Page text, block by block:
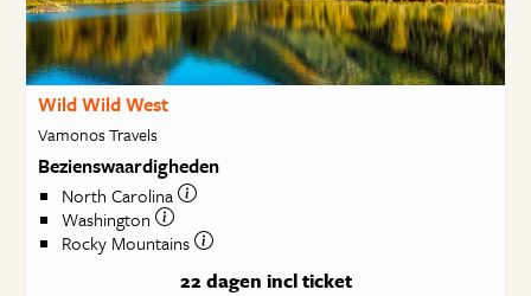
Wild Wild West
Vamonos Travels
Bezienswaardigheden
North Carolina
Washington
Rocky Mountains
22 dagen incl ticket